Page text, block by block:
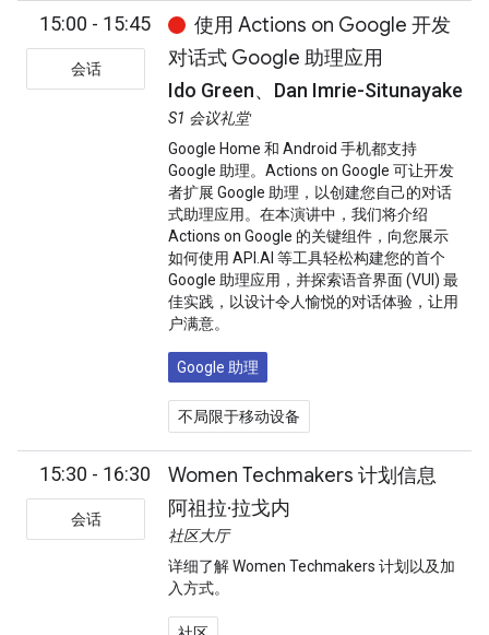
15:00 - 15:45
会话
使用 Actions on Google 开发
对话式 Google 助理应用
Ido Green、Dan Imrie-Situnayake
S1 会议礼堂
Google Home 和 Android 手机都支持
Google 助理。Actions on Google 可让开发
者扩展 Google 助理，以创建您自己的对话
式助理应用。在本演讲中，我们将介绍
Actions on Google 的关键组件，向您展示
如何使用 API.AI 等工具轻松构建您的首个
Google 助理应用，并探索语音界面 (VUI) 最
佳实践，以设计令人愉悦的对话体验，让用
户满意。
Google 助理
不局限于移动设备
15:30 - 16:30
会话
Women Techmakers 计划信息
阿祖拉·拉戈内
社区大厅
详细了解 Women Techmakers 计划以及加
入方式。